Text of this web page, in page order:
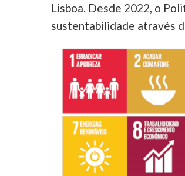
Lisboa. Desde 2022, o
sustentabilidade através